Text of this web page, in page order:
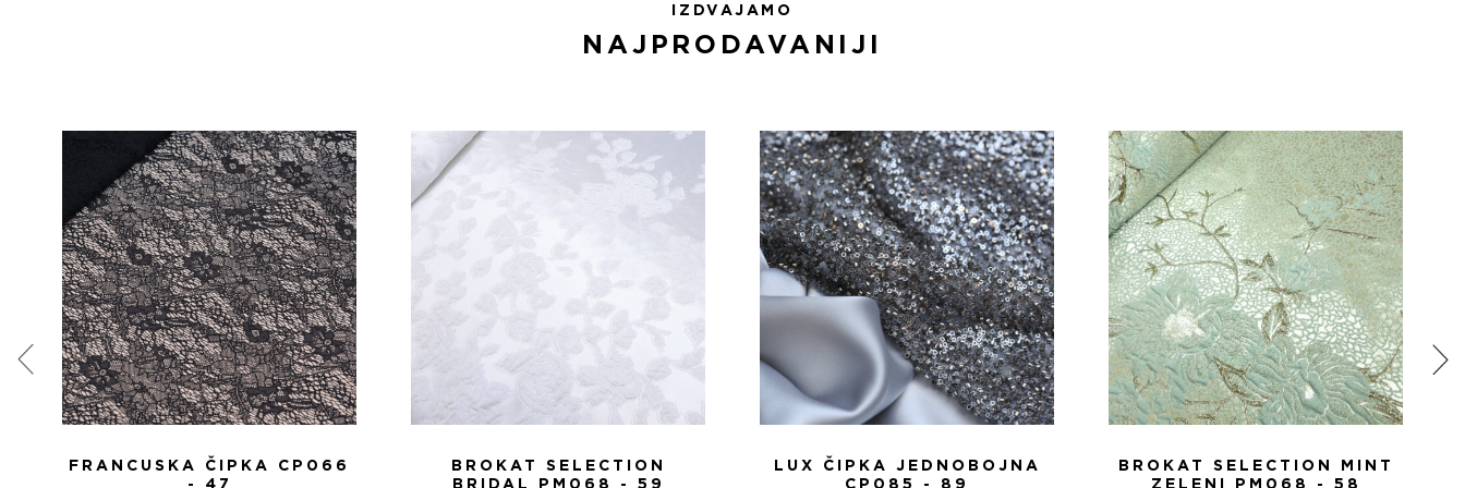
IZDVAJAMO
NAJPRODAVANIJI
FRANCUSKA ČIPKA CP066
- 47
BROKAT SELECTION
BRIDAL PM068 - 59
LUX ČIPKA JEDNOBOJNA
CP085 - 89
BROKAT SELECTION MINT
ZELENI PM068 - 58